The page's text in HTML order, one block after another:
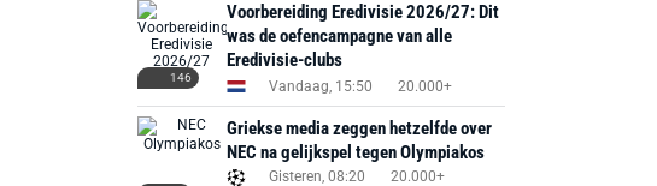
146
Voorbereiding Eredivisie 2026/27: Dit
was de oefencampagne van alle
Eredivisie-clubs
Vandaag, 15:50 20.000+
Griekse media zeggen hetzelfde over
NEC na gelijkspel tegen Olympiakos
Gisteren, 08:20 20.000+